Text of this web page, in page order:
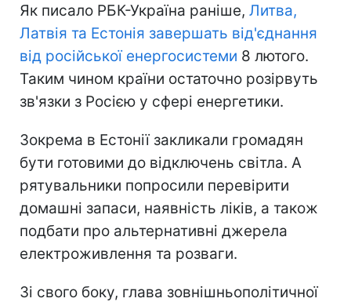
Як писало РБК-Україна раніше, Литва,
Латвія та Естонія завершать від'єднання
від російської енергосистеми 8 лютого.
Таким чином країни остаточно розірвуть
зв'язки з Росією у сфері енергетики.
Зокрема в Естонії закликали громадян
бути готовими до відключень світла. А
рятувальники попросили перевірити
домашні запаси, наявність ліків, а також
подбати про альтернативні джерела
електроживлення та розваги.
Зі свого боку, глава зовнішньополітичної